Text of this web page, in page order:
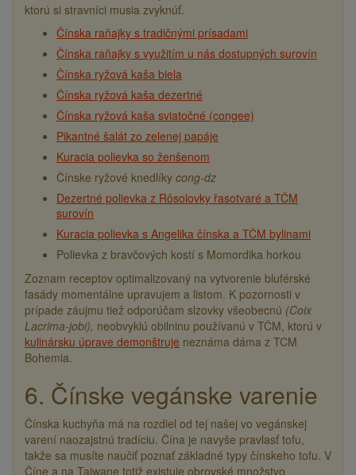
ktorú si stravníci musia zvyknúť.
Čínska raňajky s tradičnými prísadami
Čínska raňajky s využitím u nás dostupných surovín
Čínska ryžová kaša biela
Čínska ryžová kaša dezertné
Čínska ryžová kaša sviatočné (congee)
Pikantné šalát zo zelenej papáje
Kuracia polievka so ženšenom
Čínske ryžové knedlíky cong-dz
Dezertné polievka z Rôsolovky řasotvaré a TČM
surovín
Kuracia polievka s Angelika čínska a TČM bylinami
Polievka z bravčových kostí s Momordika horkou
Zoznam receptov optimalizovaný na vytvorenie bluférské
fasády momentálne upravujem a listom. K pozornosti v
prípade záujmu tiež odporúčam slzovky všeobecnú (Coix
Lacrima-jobi), neobvyklú obilninu používanú v TČM, ktorú v
kulinársku úprave demonštruje neznáma dáma z TCM
Bohemia.
6. Čínske vegánske varenie
Čínska kuchyňa má na rozdiel od tej našej vo vegánskej
varení naozajstnú tradíciu. Čína je navyše pravlasť tofu,
takže sa musíte naučiť poznať základné typy čínskeho tofu. V
Číne a na Taiwane totiž existuje obrovské množstvo